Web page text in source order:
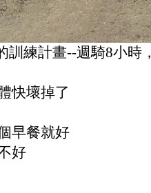
訓練計畫--週騎8小時
快壞掉了
早餐就好
好